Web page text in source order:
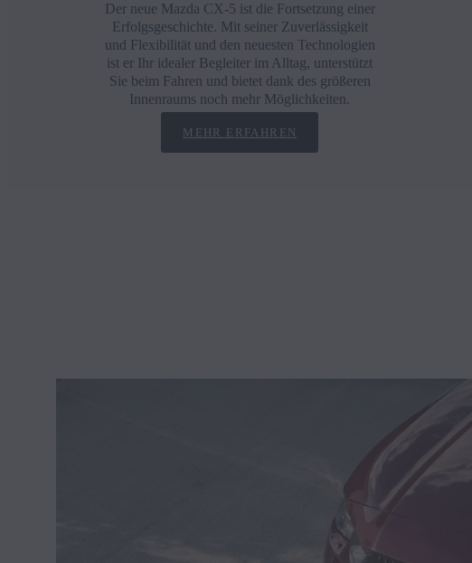
Der neue Mazda CX-5 ist die Fortsetzung einer
Erfolgsgeschichte. Mit seiner Zuverlässigkeit
und Flexibilität und den neuesten Technologien
ist er Ihr idealer Begleiter im Alltag, unterstützt
Sie beim Fahren und bietet dank des größeren
Innenraums noch mehr Möglichkeiten.
MEHR ERFAHREN